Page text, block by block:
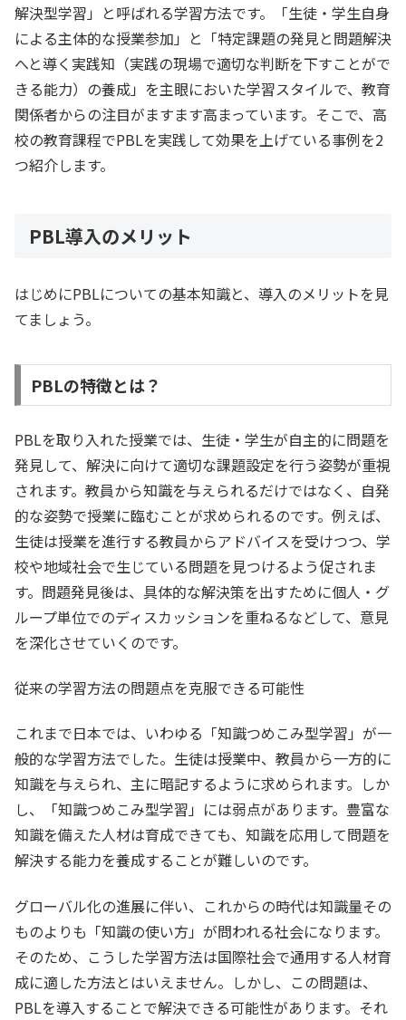
解決型学習」と呼ばれる学習方法です。「生徒・学生自身
による主体的な授業参加」と「特定課題の発見と問題解決
へと導く実践知（実践の現場で適切な判断を下すことがで
きる能力）の養成」を主眼においた学習スタイルで、教育
関係者からの注目がますます高まっています。そこで、高
校の教育課程でPBLを実践して効果を上げている事例を2
つ紹介します。
PBL導入のメリット
はじめにPBLについての基本知識と、導入のメリットを見
てましょう。
PBLの特徴とは？
PBLを取り入れた授業では、生徒・学生が自主的に問題を
発見して、解決に向けて適切な課題設定を行う姿勢が重視
されます。教員から知識を与えられるだけではなく、自発
的な姿勢で授業に臨むことが求められるのです。例えば、
生徒は授業を進行する教員からアドバイスを受けつつ、学
校や地域社会で生じている問題を見つけるよう促されま
す。問題発見後は、具体的な解決策を出すために個人・グ
ループ単位でのディスカッションを重ねるなどして、意見
を深化させていくのです。
従来の学習方法の問題点を克服できる可能性
これまで日本では、いわゆる「知識つめこみ型学習」が一
般的な学習方法でした。生徒は授業中、教員から一方的に
知識を与えられ、主に暗記するように求められます。しか
し、「知識つめこみ型学習」には弱点があります。豊富な
知識を備えた人材は育成できても、知識を応用して問題を
解決する能力を養成することが難しいのです。
グローバル化の進展に伴い、これからの時代は知識量その
ものよりも「知識の使い方」が問われる社会になります。
そのため、こうした学習方法は国際社会で通用する人材育
成に適した方法とはいえません。しかし、この問題は、
PBLを導入することで解決できる可能性があります。それ